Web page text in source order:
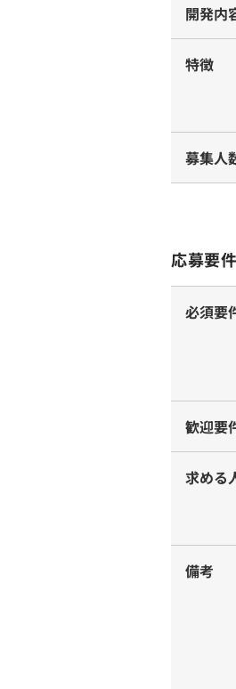
開発内
特徴
募集人
応募要件
必須要
歓迎要
求める
備考